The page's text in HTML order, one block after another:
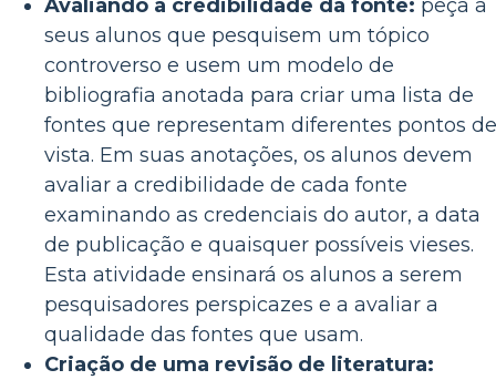
Avaliando a credibilidade da fonte: peça a
seus alunos que pesquisem um tópico
controverso e usem um modelo de
bibliografia anotada para criar uma lista de
fontes que representam diferentes pontos de
vista. Em suas anotações, os alunos devem
avaliar a credibilidade de cada fonte
examinando as credenciais do autor, a data
de publicação e quaisquer possíveis vieses.
Esta atividade ensinará os alunos a serem
pesquisadores perspicazes e a avaliar a
qualidade das fontes que usam.
Criação de uma revisão de literatura: